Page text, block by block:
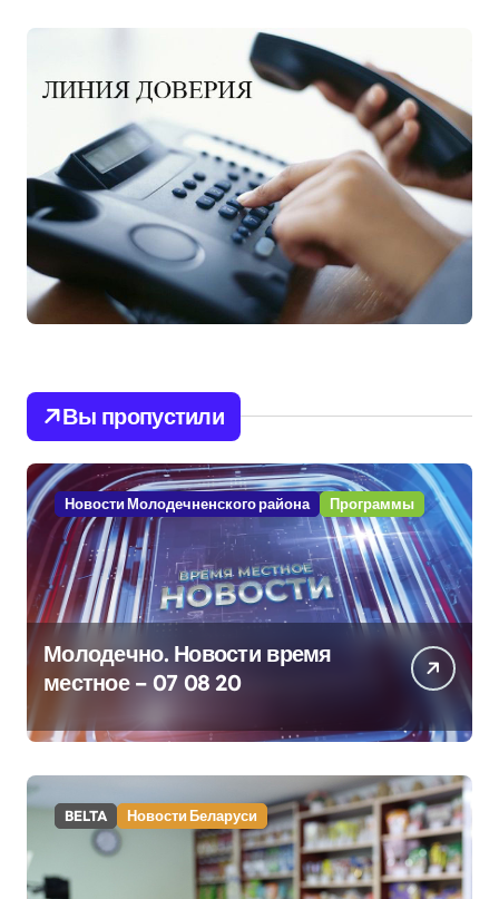
Вы пропустили
Новости Молодечненского района Программы
Молодечно. Новости время
местное – 07 08 20
BELTA Новости Беларуси